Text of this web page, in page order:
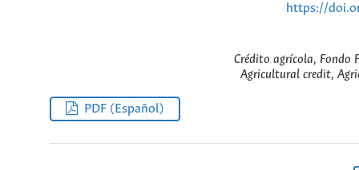
https://
Crédito agrícola, Fondo
Agricultural credit,
PDF (Español)